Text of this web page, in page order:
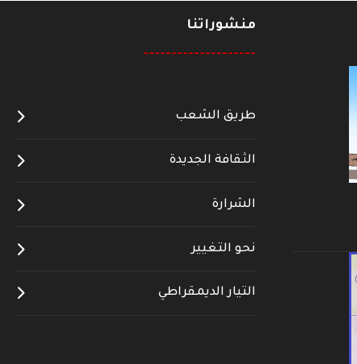
منشوراتنا
--------------------
طريق الشعب
الثقافة الجديدة
الشرارة
نحو التغيير
التيار الديمقراطي